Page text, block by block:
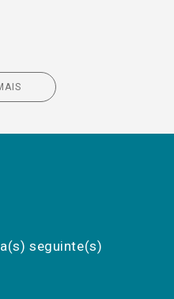
seguinte(s)